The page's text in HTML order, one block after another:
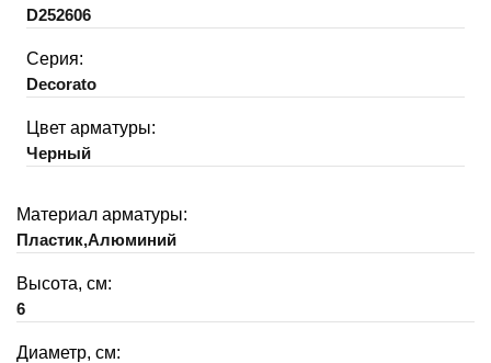
D252606
Серия:
Decorato
Цвет арматуры:
Черный
Материал арматуры:
Пластик,Алюминий
Высота, см:
6
Диаметр, см: